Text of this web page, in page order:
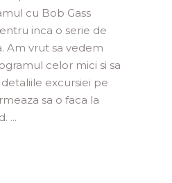
cu Bob Gass
inca o serie de
Am vrut sa vedem
celor mici si sa
excursiei pe
sa o faca la